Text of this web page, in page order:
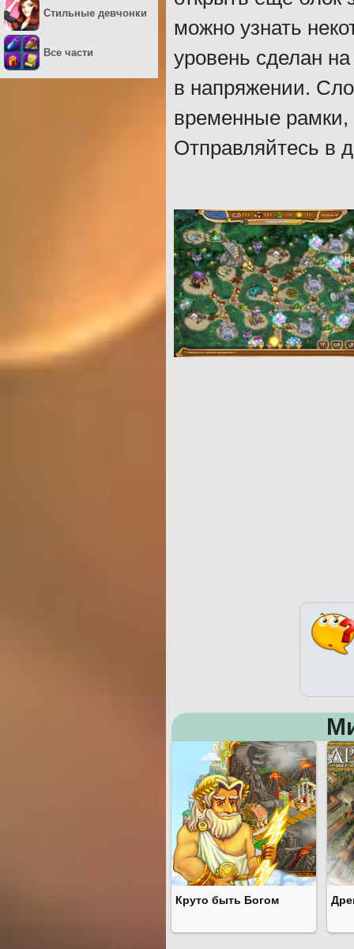
можно узнать
уровень сделан
в напряжении.
временные рамки,
Отправляйтесь в
Круто быть Богом
Стильные девчонки
Все части